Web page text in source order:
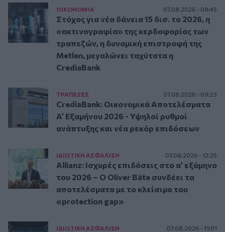
ΟΙΚΟΝΟΜΙΑ 07.08.2026 - 08:45
Στόχος για νέα δάνεια 15 δισ. το 2026, η
«ακτινογραφία» της κερδοφορίας των
τραπεζών, η δυναμική επιστροφή της
Metlen, μεγαλώνει ταχύτατα η
CrediaBank
ΤΡAΠΕΖΕΣ 07.08.2026 - 09:23
CrediaBank: Οικονομικά Αποτελέσματα
A’ Εξαμήνου 2026 - Υψηλοί ρυθμοί
ανάπτυξης και νέα ρεκόρ επιδόσεων
ΙΔΙΩΤΙΚΗ ΑΣΦAΛΙΣΗ 07.08.2026 - 12:25
Allianz: Ισχυρές επιδόσεις στο α’ εξάμηνο
του 2026 – Ο Oliver Bäte συνδέει τα
αποτελέσματα με το κλείσιμο του
«protection gap»
ΙΔΙΩΤΙΚΗ ΑΣΦAΛΙΣΗ 07.08.2026 - 11:01